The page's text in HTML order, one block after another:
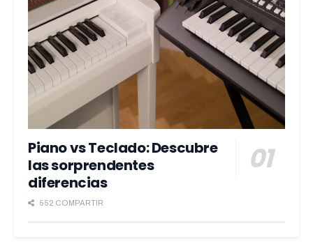
Piano vs Teclado: Descubre
las sorprendentes
diferencias
552 COMPARTIR